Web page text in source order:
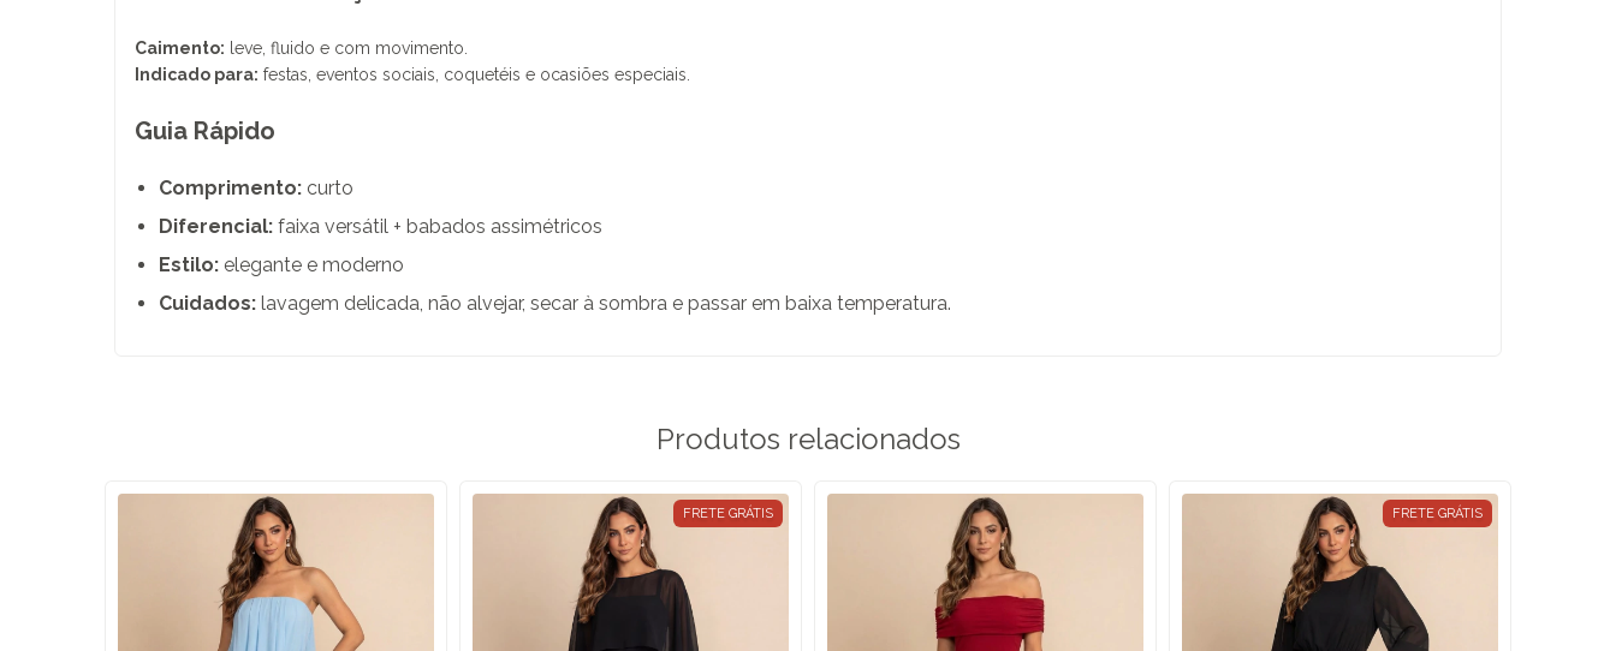
Caimento: leve, fluido e com movimento.
Indicado para: festas, eventos sociais, coquetéis e ocasiões especiais.
Guia Rápido
Comprimento: curto
Diferencial: faixa versátil + babados assimétricos
Estilo: elegante e moderno
Cuidados: lavagem delicada, não alvejar, secar à sombra e passar em baixa temperatura.
Produtos relacionados
FRETE GRÁTIS FRETE GRÁTIS